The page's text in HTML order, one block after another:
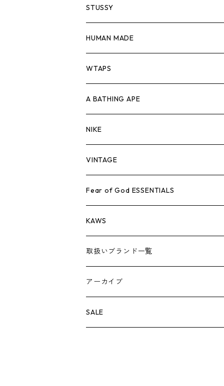
シャツ
ジャケット
パンツ
キャップ・ハット
バッグ
シューズ
小物
コラボレーション
×THE NORTH FACE
×COMME des GARCONS
シーズンアイテム
26SS
25FW
BOX LOGOアイテム
パーカー/クルーネック
スウェット/ニット
シャツ
ジャケット
パンツ
キャップ・ハット
バッグ
シューズ
小物
ロンTEE
スウェット/ニット
シャツ
ジャケット
パンツ
キャップ・ハット
バッグ
シューズ
小物
Tシャツ
ロンTEE
スウェット/ニット
シャツ
ジャケット
パンツ
キャップ・ハット
バッグ
シューズ
小物
STUSSY
Tシャツ
ロンTEE
スウェット/ニット
シャツ
ジャケット
パンツ
キャップ・ハット
バッグ
シューズ
小物
HUMAN MADE
Tシャツ
ロンT
スウェット/ニット
シャツ
ジャケット
パンツ
キャップ
バッグ
小物
WTAPS
Tシャツ
ロンTEE
スウェット/ニット
シャツ
ジャケット
パンツ
キャップ・ハット
バッグ
A BATHING APE
Tシャツ
ロンTEE
スウェット/ニット
シャツ
ジャケット
パンツ
キャップ・ハット
NIKE
シューズ
AIR JORDAN 1
AIR JORDAN 3
アパレル・小物
VINTAGE
Tシャツ
ロンTEE
スウェット/ニット
ジャケット
パンツ
Fear of God ESSENTIALS
Tシャツ
ロンTEE
スウェット/ニット
シャツ
KAWS
アパレル
小物
取扱いブランド一覧
A
A BATHING APE
B
アーカイブ
SALE